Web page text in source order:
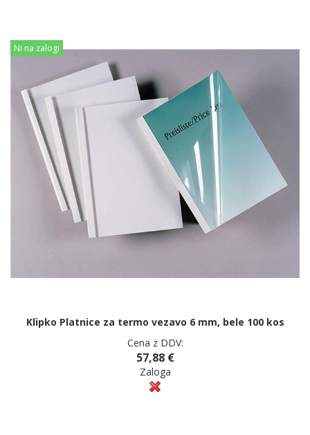
Ni na zalogi
Klipko Platnice za termo vezavo 6 mm, bele 100 kos
Cena z DDV:
57,88 €
Zaloga